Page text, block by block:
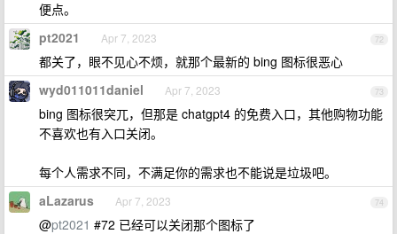
便点。
72
pt2021 Apr 7, 2023
都关了，眼不见心不烦，就那个最新的 bing 图标很恶心
73
wyd011011daniel Apr 7, 2023
bing 图标很突兀，但那是 chatgpt4 的免费入口，其他购物功能
不喜欢也有入口关闭。
每个人需求不同，不满足你的需求也不能说是垃圾吧。
74
aLazarus Apr 7, 2023
@pt2021 #72 已经可以关闭那个图标了